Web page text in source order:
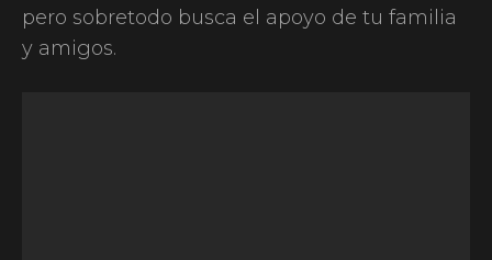
pero sobretodo busca el apoyo de tu familia
y amigos.